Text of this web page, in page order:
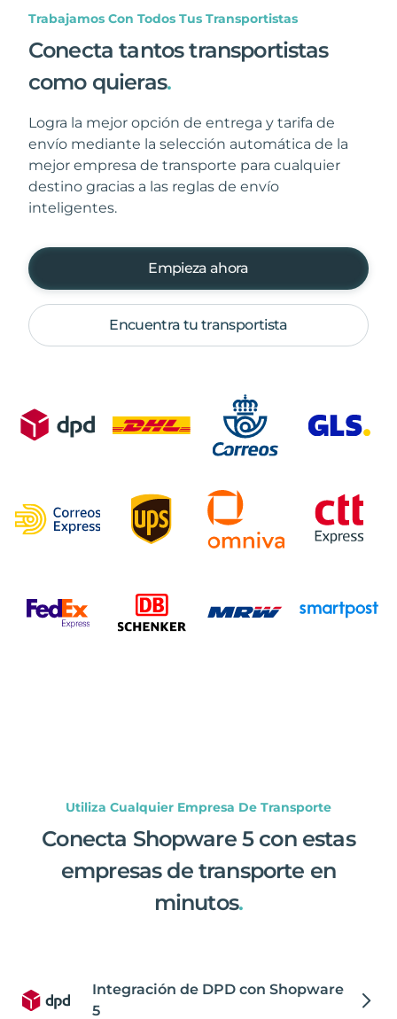
Trabajamos Con Todos Tus Transportistas
Conecta tantos transportistas
como quieras.
Logra la mejor opción de entrega y tarifa de
envío mediante la selección automática de la
mejor empresa de transporte para cualquier
destino gracias a las reglas de envío
inteligentes.
Empieza ahora
Encuentra tu transportista
Utiliza Cualquier Empresa De Transporte
Conecta Shopware 5 con estas
empresas de transporte en
minutos.
Integración de DPD con Shopware
5